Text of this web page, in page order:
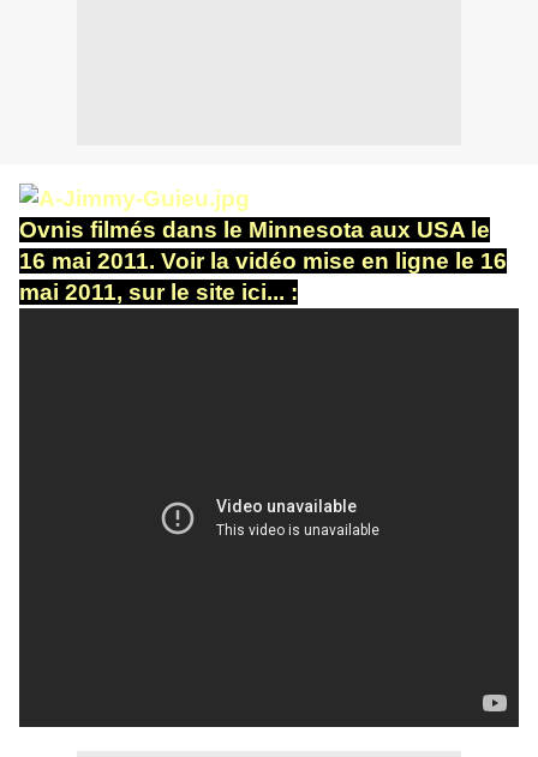
Ovnis filmés dans le Minnesota aux USA le
16 mai 2011. Voir la vidéo mise en ligne le 16
mai 2011, sur le site ici... :